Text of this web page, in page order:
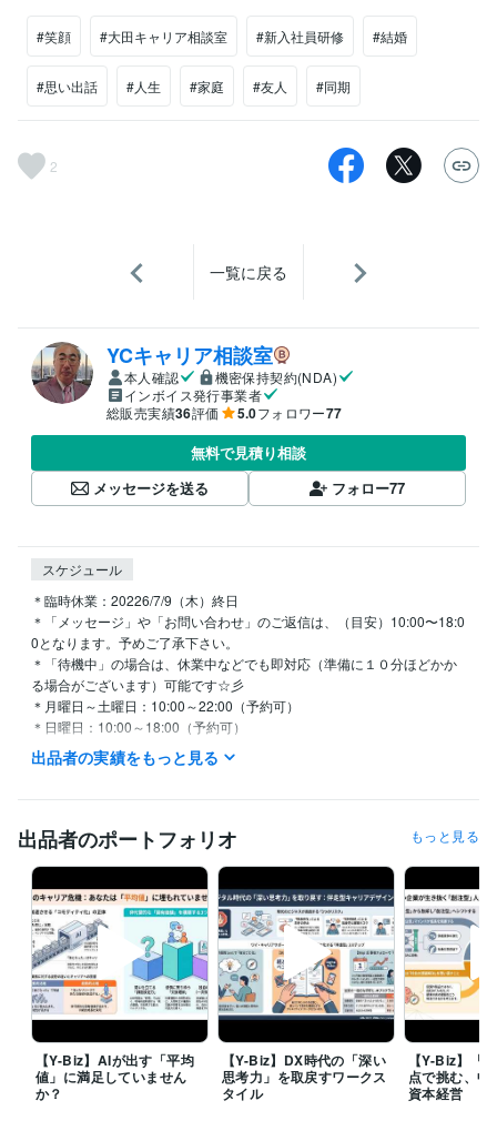
#笑顔 #大田キャリア相談室 #新入社員研修 #結婚
#思い出話 #人生 #家庭 #友人 #同期
2
一覧に戻る
YCキャリア相談室
本人確認
機密保持契約(NDA)
インボイス発行事業者
総販売実績36評価 5.0フォロワー77
無料で見積り相談
メッセージを送る
フォロー77
スケジュール
＊臨時休業：20226/7/9（木）終日
＊「メッセージ」や「お問い合わせ」のご返信は、（目安）10:00〜18:0
0となります。予めご了承下さい。
＊「待機中」の場合は、休業中などでも即対応（準備に１０分ほどかか
る場合がございます）可能です☆彡
＊月曜日～土曜日：10:00～22:00（予約可）
＊日曜日：10:00～18:00（予約可）
＊学会・セミナー講演などで臨時休業することがございます。
エンジニア / 情報システム・社内SE 経験年数 : 5年
数 : 10年
コンサルタント / 経営コンサルタント 経験年数 : 25年
経営・マネジメント / 経営企画・経営戦略 経験年数 : 15年
研究・開発・設計 / 電気・電子制御設計 経験年数 : 5年
職歴
株式会社ナムコ 1980年6月 ~ 1985年2月 1985年3月 ~ 1988年2月
1988年3月 ~ 1990年2月 1990年3月 ~ 1991年2月 1991年3月 ~ 2
005年2月 2005年3月 ~ 2008年2月
株式会社バンダイナムコホールディングス 2008年3月 ~ 2014年2月
ワイ・キャリアサポーターズ 2014年3月 ~ 現在
資格・検定
出品者の実績をもっと見る
出品者のポートフォリオ もっと見る
【Y-Biz】AIが出す「平均
値」に満足していません
か？
【Y-Biz】DX時代の「深い
思考力」を取戻すワークス
タイル
【Y-Biz】「
点で挑む、中
資本経営